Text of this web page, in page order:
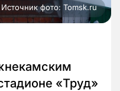
Источник фото: Tomsk.ru
«Труд»